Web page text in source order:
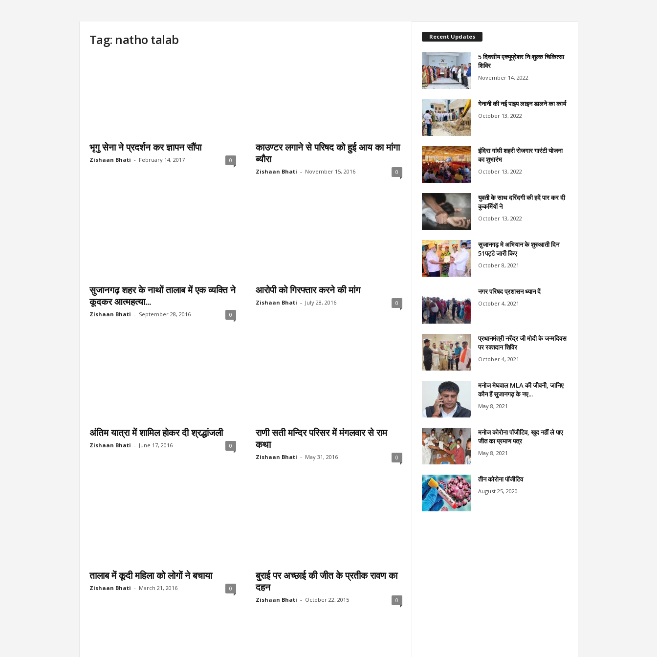
Tag: natho talab
भृगु सेना ने प्रदर्शन कर ज्ञापन सौंपा
Zishaan Bhati - February 14, 2017 0
काउण्टर लगाने से परिषद को हुई आय का मांगा
ब्यौरा
Zishaan Bhati - November 15, 2016 0
सुजानगढ़ शहर के नाथों तालाब में एक व्यक्ति ने
कूदकर आत्महत्या...
Zishaan Bhati - September 28, 2016 0
आरोपी को गिरफ्तार करने की मांग
Zishaan Bhati - July 28, 2016 0
अंतिम यात्रा में शामिल होकर दी श्रद्धांजली
Zishaan Bhati - June 17, 2016 0
राणी सती मन्दिर परिसर में मंगलवार से राम
कथा
Zishaan Bhati - May 31, 2016 0
तालाब में कूदी महिला को लोगों ने बचाया
Zishaan Bhati - March 21, 2016 0
बुराई पर अच्छाई की जीत के प्रतीक रावण का
दहन
Zishaan Bhati - October 22, 2015 0
Recent Updates
5 दिवसीय एक्यूप्रेशर निःशुल्क चिकित्सा
शिविर
November 14, 2022
गेनानी की नई पाइप लाइन डालने का कार्य
October 13, 2022
इंदिरा गांधी शहरी रोजगार गारंटी योजना
का शुभारंभ
October 13, 2022
युवती के साथ दरिंदगी की हदें पार कर दी
कुकर्मियों ने
October 13, 2022
सुजानगढ़ मे अभियान के शुरुआती दिन
51पट्टे जारी किए
October 8, 2021
नगर परिषद प्रशासन ध्यान दें
October 4, 2021
प्रधानमंत्री नरेंद्र जी मोदी के जन्मदिवस
पर रक्तदान शिविर
October 4, 2021
मनोज मेघवाल MLA की जीवनी, जानिए
कौन हैं सुजानगढ़ के नए...
May 8, 2021
मनोज कोरोना पॉजीटिव, खुद नहीं ले पाए
जीत का प्रमाण पत्र
May 8, 2021
तीन कोरोना पॉजीटिव
August 25, 2020